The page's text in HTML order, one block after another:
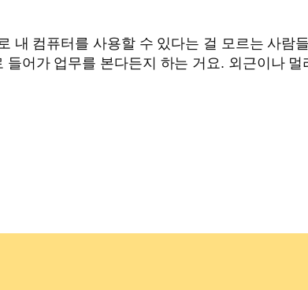
내 컴퓨터를 사용할 수 있다는 걸 모르는 사람
어가 업무를 본다든지 하는 거요. 외근이나